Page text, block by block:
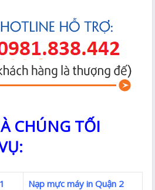
CHÚNG TỐI
Nạp mực máy in Quận 2